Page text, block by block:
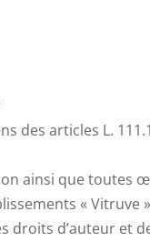
des articles L.
ainsi que toutes
« Vitruve
d’auteur et